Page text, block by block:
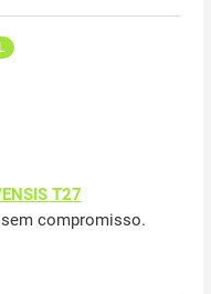
T27
compromisso.